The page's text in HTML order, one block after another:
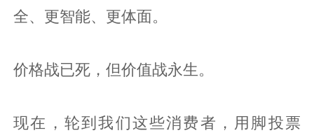
全、更智能、更体面。
价格战已死，但价值战永生。
现在，轮到我们这些消费者，用脚投票